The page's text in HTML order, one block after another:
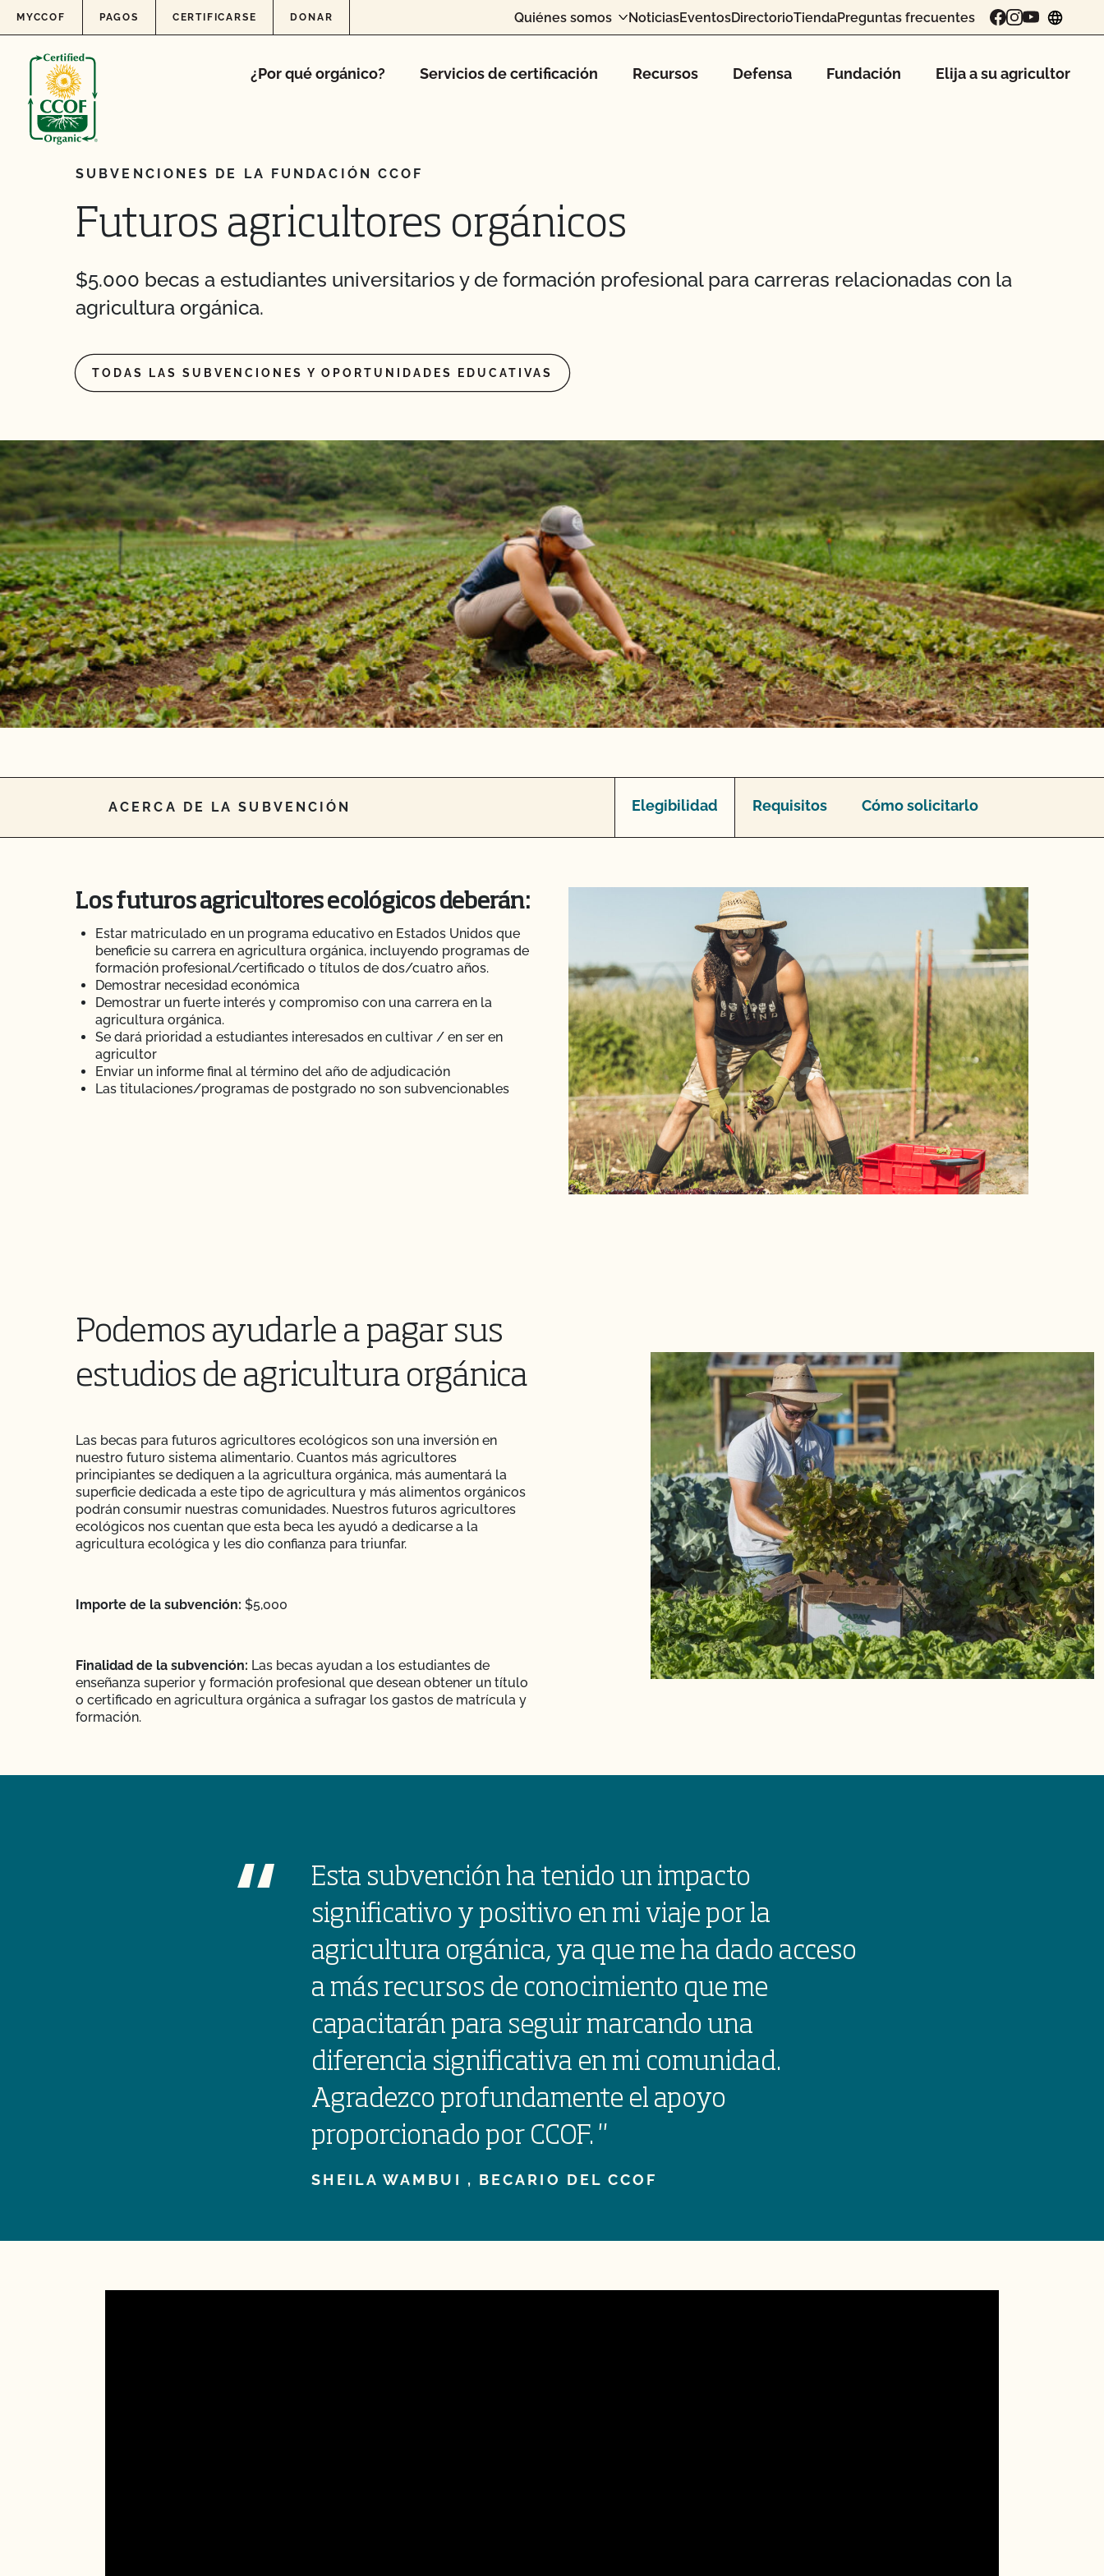
Skip to content
MYCCOF PAGOS CERTIFICARSE DONAR Quiénes somos NoticiasEventosDirectorioTiendaPreguntas frecuentes
¿Por qué orgánico? Servicios de certificación Recursos Defensa Fundación Elija a su agricultor
SUBVENCIONES DE LA FUNDACIÓN CCOF
Futuros agricultores orgánicos
$5.000 becas a estudiantes universitarios y de formación profesional para carreras relacionadas con la
agricultura orgánica.
TODAS LAS SUBVENCIONES Y OPORTUNIDADES EDUCATIVAS
ACERCA DE LA SUBVENCIÓN Elegibilidad Requisitos Cómo solicitarlo
Los futuros agricultores ecológicos deberán:
Estar matriculado en un programa educativo en Estados Unidos que
beneficie su carrera en agricultura orgánica, incluyendo programas de
formación profesional/certificado o títulos de dos/cuatro años.
Demostrar necesidad económica
Demostrar un fuerte interés y compromiso con una carrera en la
agricultura orgánica.
Se dará prioridad a estudiantes interesados en cultivar / en ser en
agricultor
Enviar un informe final al término del año de adjudicación
Las titulaciones/programas de postgrado no son subvencionables
Podemos ayudarle a pagar sus
estudios de agricultura orgánica
Las becas para futuros agricultores ecológicos son una inversión en
nuestro futuro sistema alimentario. Cuantos más agricultores
principiantes se dediquen a la agricultura orgánica, más aumentará la
superficie dedicada a este tipo de agricultura y más alimentos orgánicos
podrán consumir nuestras comunidades. Nuestros futuros agricultores
ecológicos nos cuentan que esta beca les ayudó a dedicarse a la
agricultura ecológica y les dio confianza para triunfar.
Importe de la subvención: $5,000
Finalidad de la subvención: Las becas ayudan a los estudiantes de
enseñanza superior y formación profesional que desean obtener un título
o certificado en agricultura orgánica a sufragar los gastos de matrícula y
formación.
Esta subvención ha tenido un impacto
significativo y positivo en mi viaje por la
agricultura orgánica, ya que me ha dado acceso
a más recursos de conocimiento que me
capacitarán para seguir marcando una
diferencia significativa en mi comunidad.
Agradezco profundamente el apoyo
proporcionado por CCOF."
SHEILA WAMBUI , BECARIO DEL CCOF